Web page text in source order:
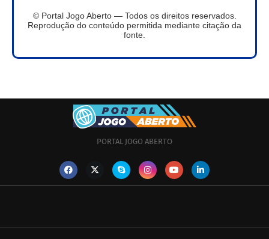
© Portal Jogo Aberto — Todos os direitos reservados.
Reprodução do conteúdo permitida mediante citação da
fonte.
PORTAL JOGO ABERTO